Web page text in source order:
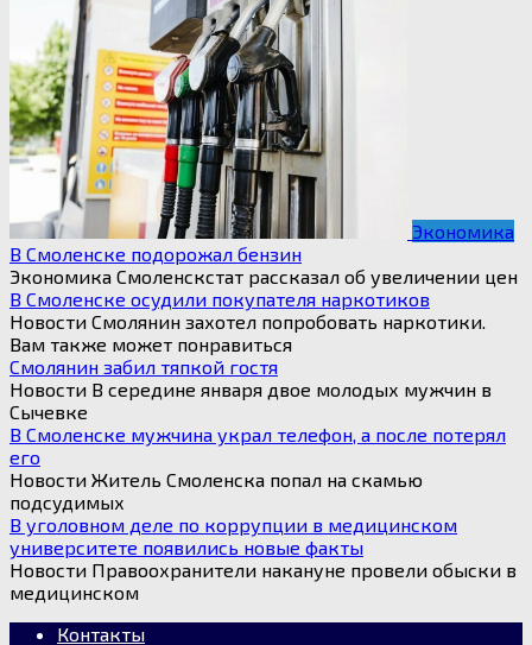
Экономика
В Смоленске подорожал бензин
Экономика Смоленскстат рассказал об увеличении цен
В Смоленске осудили покупателя наркотиков
Новости Смолянин захотел попробовать наркотики.
Вам также может понравиться
Смолянин забил тяпкой гостя
Новости В середине января двое молодых мужчин в
Сычевке
В Смоленске мужчина украл телефон, а после потерял
его
Новости Житель Смоленска попал на скамью
подсудимых
В уголовном деле по коррупции в медицинском
университете появились новые факты
Новости Правоохранители накануне провели обыски в
медицинском
Контакты